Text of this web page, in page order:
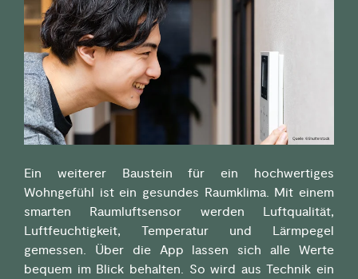
Ein weiterer Baustein für ein hochwertiges
Wohngefühl ist ein gesundes Raumklima. Mit einem
smarten Raumluftsensor werden Luftqualität,
Luftfeuchtigkeit, Temperatur und Lärmpegel
gemessen. Über die App lassen sich alle Werte
bequem im Blick behalten. So wird aus Technik ein